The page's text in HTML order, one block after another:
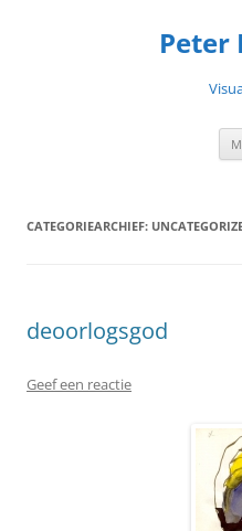
Peter
CATEGORIEARCHIEF:
deoorlogsgod
Geef een reactie